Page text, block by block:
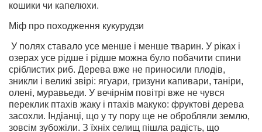
кошики чи капелюхи.
Міф про походження кукурудзи
У полях ставало усе менше і менше тварин. У ріках і
озерах усе рідше і рідше можна було побачити спини
сріблистих риб. Дерева вже не приносили плодів,
зникли і великі звірі: ягуари, гризуни капивари, таніри,
олені, муравьеди. У вечірнім повітрі вже не чувся
переклик птахів жаку і птахів макуко: фруктові дерева
засохли. Індіанці, що у ту пору ще не обробляли землю,
зовсім зубожіли. З їхніх селищ пішла радість, що